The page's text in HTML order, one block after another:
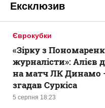
Ексклюзив
Єврокубки
5 серпня 18:23
«Зірку з
журналісти»: Алієв
на матч ЛК Динамо
згадав Суркіса